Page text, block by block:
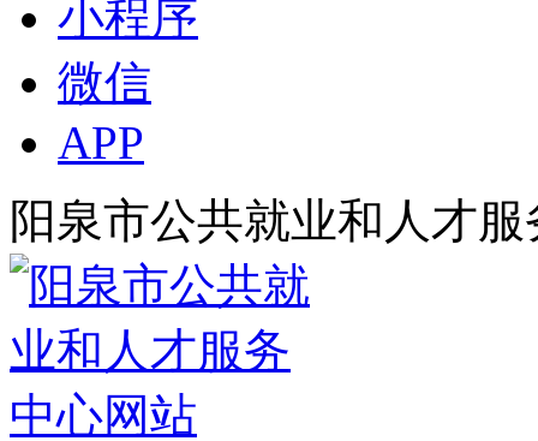
小程序
微信
APP
阳泉市公共就业和人才